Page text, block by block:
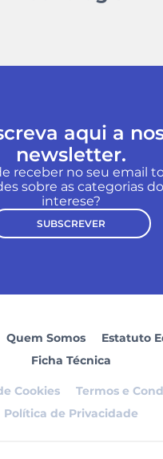
aqui a
newsletter.
receber no seu email
sobre as categorias
interese?
SUBSCREVER
Quem Somos
Estatuto
Ficha Técnica
Cookies
Termos e
Política de Privacidade